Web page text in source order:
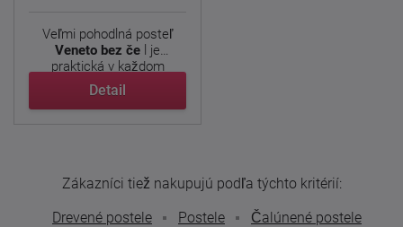
Veľmi pohodlná posteľ
Veneto bez če l je
praktická v každom
ohľade. ...
Detail
Zákazníci tiež nakupujú podľa týchto kritérií:
Drevené postele
Postele
Čalúnené postele